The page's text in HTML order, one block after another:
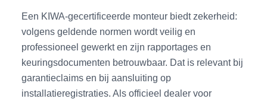
Een KIWA-gecertificeerde monteur biedt zekerheid:
volgens geldende normen wordt veilig en
professioneel gewerkt en zijn rapportages en
keuringsdocumenten betrouwbaar. Dat is relevant bij
garantieclaims en bij aansluiting op
installatieregistraties. Als officieel dealer voor